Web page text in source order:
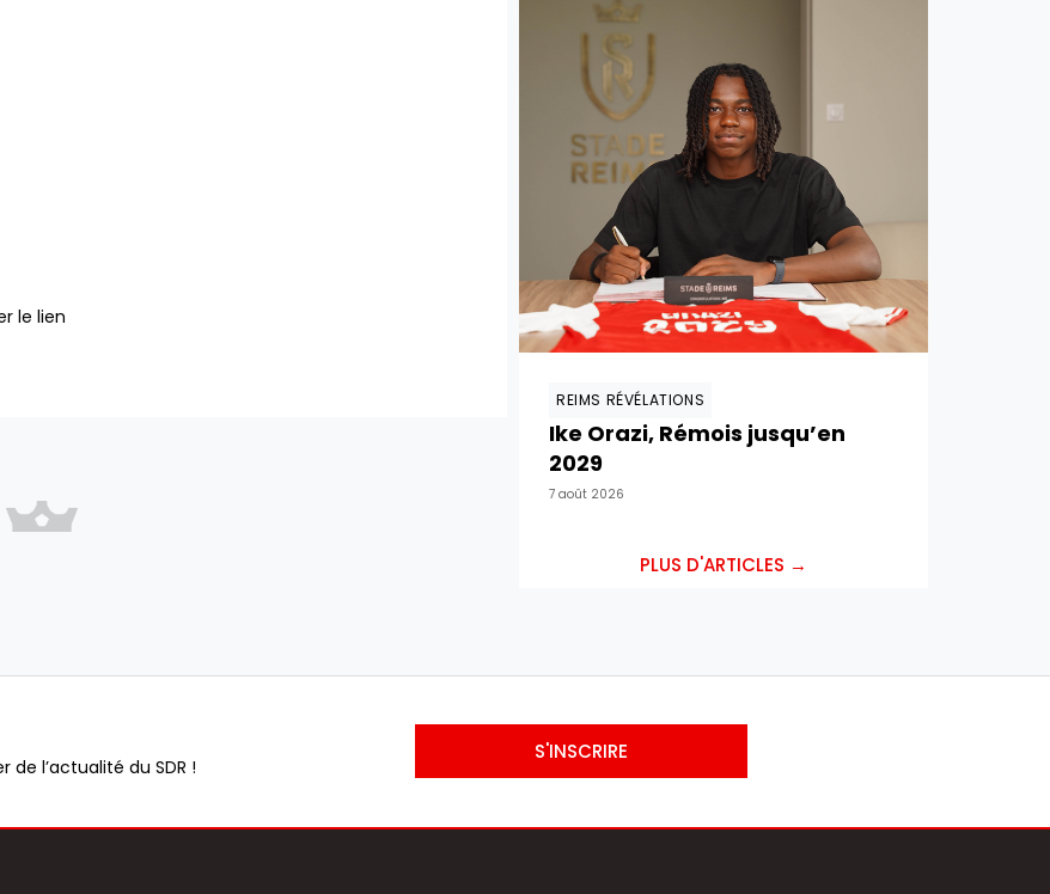
le lien
REIMS RÉVÉLATIONS
Ike Orazi, Rémois jusqu’en
2029
7 août 2026
PLUS D'ARTICLES →
l’actualité du SDR !
S'INSCRIRE